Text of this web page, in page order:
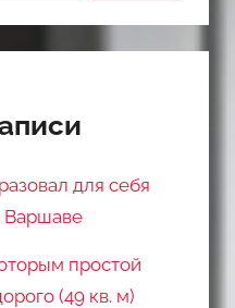
для себя
Варшаве
простой
(49 кв. м)